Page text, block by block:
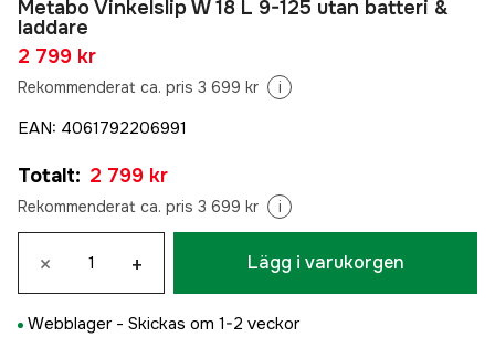
Metabo Vinkelslip W 18 L 9-125 utan batteri &
laddare
2 799 kr
Rekommenderat ca. pris 3 699 kr i
EAN: 4061792206991
Totalt: 2 799 kr
Rekommenderat ca. pris 3 699 kr i
× + Lägg i varukorgen
Webblager - Skickas om 1-2 veckor